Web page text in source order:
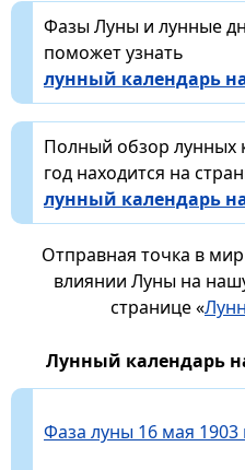
Фазы Луны и лунные
поможет узнать
лунный календарь на
Полный обзор лунных
год находится на
лунный календарь
Отправная точка в
влиянии Луны на
странице «
Лунный календарь
Фаза луны 16 мая 1903